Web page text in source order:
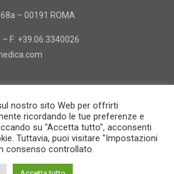
– 00191 ROMA
F: +39.06.3340026
-Informativa e Privacy -Gestione
nostro sito Web per offrirti
ricordando le tue preferenze e
su "Accetta tutto", acconsenti
Tuttavia, puoi visitare "Impostazioni
consenso controllato.